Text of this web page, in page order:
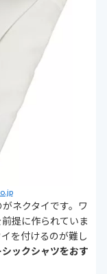
ネクタイです。ワ
提に作られていま
を付けるのが難し
ックシャツをおす